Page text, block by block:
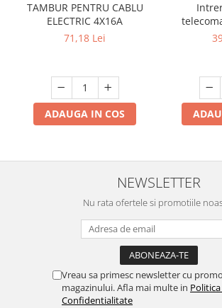
TAMBUR PENTRU CABLU
ELECTRIC 4X16A
71,18 Lei
ADAUGA IN COS
NEWSLETTER
Nu rata ofertele si promotiile
Vreau sa primesc newsletter cu
magazinului. Afla mai multe in
Confidentialitate